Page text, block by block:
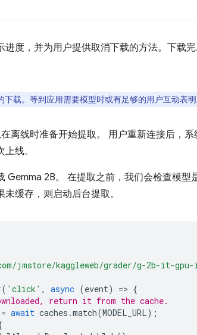
进度，并为用户提供取消下载的方法。下载
载。等到应用需要模型时或有足够的用户互动表
离线时准备开始提取。 用户重新连接后，
线。
Gemma 2B。 在提取之前，我们会检查模型
缓存，则启动后台提取。
jmstore/kaggleweb/grader/g-2b-it-
( 'click' , async (event) => {
return it from the cache.
= await caches .match(MODEL_URL);